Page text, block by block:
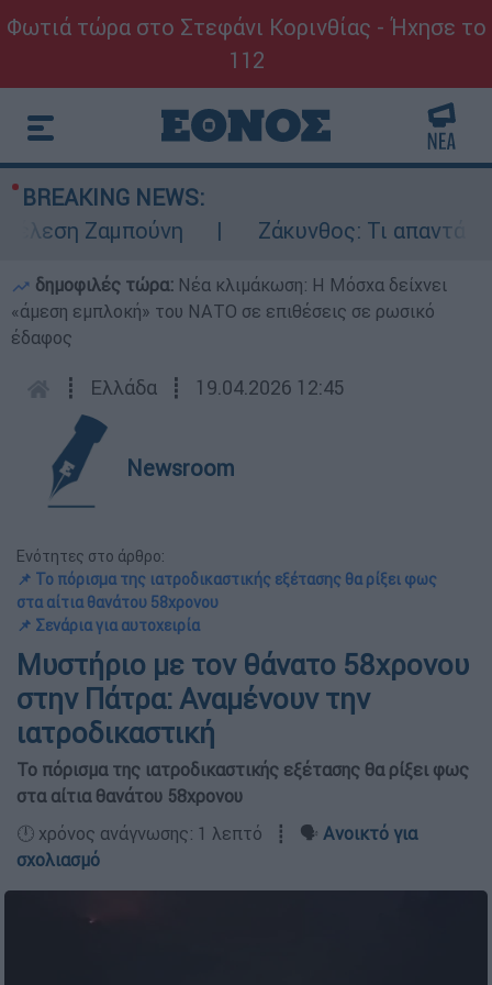
Φωτιά τώρα στο Στεφάνι Κορινθίας - Ήχησε το
112
BREAKING NEWS:
Ζαμπούνη
Ζάκυνθος: Τι απαντά η
δημοφιλές τώρα: Νέα κλιμάκωση: Η Μόσχα δείχνει
«άμεση εμπλοκή» του ΝΑΤΟ σε επιθέσεις σε ρωσικό
έδαφος
┋ Ελλάδα ┋ 19.04.2026 12:45
Newsroom
Ενότητες στο άρθρο:
📌 Το πόρισμα της ιατροδικαστικής εξέτασης θα ρίξει φως
στα αίτια θανάτου 58χρονου
📌 Σενάρια για αυτοχειρία
Μυστήριο με τον θάνατο 58χρονου
στην Πάτρα: Αναμένουν την
ιατροδικαστική
Το πόρισμα της ιατροδικαστικής εξέτασης θα ρίξει φως
στα αίτια θανάτου 58χρονου
🕛 χρόνος ανάγνωσης: 1 λεπτό ┋ 🗣️ Ανοικτό για
σχολιασμό